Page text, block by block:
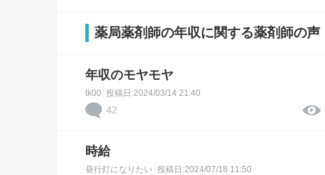
薬局薬剤師の年収に関する薬剤師の声
年収のモヤモヤ
tk00 投稿日:2024/03/14 21:40
42
時給
昼行灯になりたい 投稿日:2024/07/18 11:50